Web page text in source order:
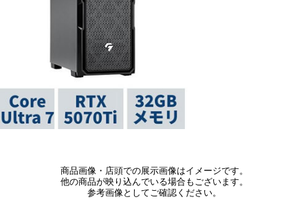
商品画像・店頭での展示画像はイメージです。
他の商品が映り込んでいる場合もございます。
参考画像としてご確認ください。